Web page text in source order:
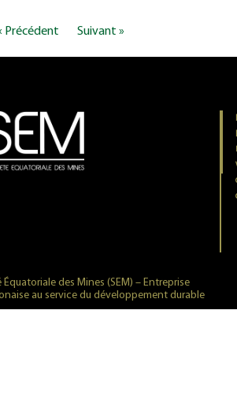
Précédent Suivant »
des Mines (SEM) – Entreprise
au service du développement durable